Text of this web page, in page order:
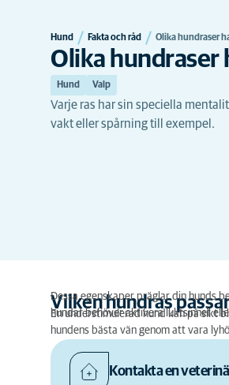
Hund Fakta och råd Olika hundraser
Olika hundraser
Hund Valp
Varje ras har sin speciella
vakt eller spårning till exempel.
Vilken hundras
Dessa egenskaper präglar din hunds
hundar behöver aktivera luktsinnet
En understimulerad hund kan på sikt
hundens bästa vän genom att vara
Kontakta en